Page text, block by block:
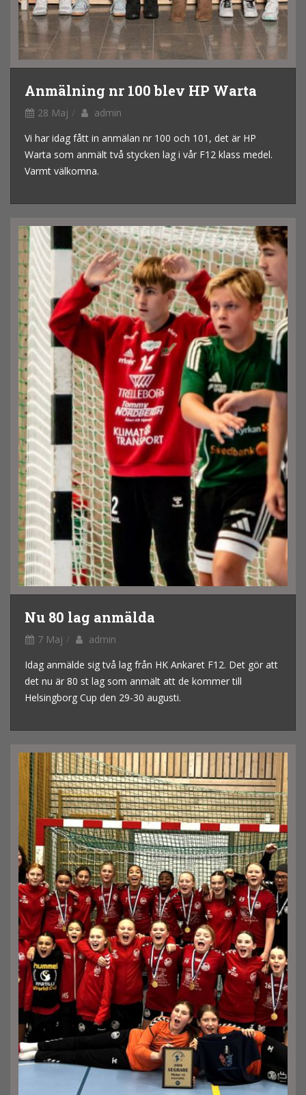
Anmälning nr 100 blev HP Warta
28 Maj
admin
Vi har idag fått in anmälan nr 100 och 101, det är HP
Warta som anmält två stycken lag i vår F12 klass medel.
Varmt välkomna.
Nu 80 lag anmälda
7 Maj
admin
Idag anmälde sig två lag från HK Ankaret F12. Det gör att
det nu är 80 st lag som anmält att de kommer till
Helsingborg Cup den 29-30 augusti.